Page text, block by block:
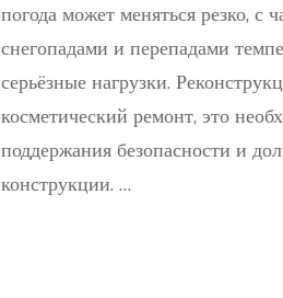
погода может меняться резко, с
снегопадами и перепадами
серьёзные нагрузки.
косметический ремонт, это
поддержания безопасности и
конструкции. …